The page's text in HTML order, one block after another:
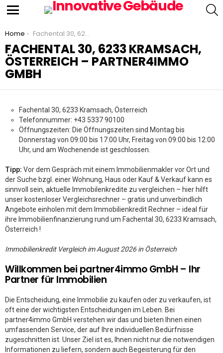
You are here:
Home Fachental 30, 6233 Kramsach, Österreich – partner4immo Gmbh
FACHENTAL 30, 6233 KRAMSACH,
ÖSTERREICH – PARTNER4IMMO
GMBH
Fachental 30, 6233 Kramsach, Österreich
Telefonnummer: +43 5337 90100
Öffnungszeiten: Die Öffnungszeiten sind Montag bis
Donnerstag von 09:00 bis 17:00 Uhr, Freitag von 09:00 bis 12:00
Uhr, und am Wochenende ist geschlossen.
Tipp: Vor dem Gespräch mit einem Immobilienmakler vor Ort und
der Suche bzgl. einer Wohnung, Haus oder Kauf & Verkauf kann es
sinnvoll sein, aktuelle Immobilenkredite zu vergleichen – hier hilft
unser kostenloser Vergleichsrechner – gratis und unverbindlich
Angebote einholen mit dem Immobilienkredit Rechner – ideal für
ihre Immobilienfinanzierung rund um Fachental 30, 6233 Kramsach,
Österreich !
Immobilienkredit Vergleich im August 2026 in Österreich
Willkommen bei partner4immo GmbH – Ihr
Partner für Immobilien
Die Entscheidung, eine Immobilie zu kaufen oder zu verkaufen, ist
oft eine der wichtigsten Entscheidungen im Leben. Bei
partner4immo GmbH verstehen wir das und bieten Ihnen einen
umfassenden Service, der auf Ihre individuellen Bedürfnisse
zugeschnitten ist. Unser Ziel ist es, Ihnen nicht nur die notwendigen
Informationen zu liefern, sondern auch Begeisterung für den